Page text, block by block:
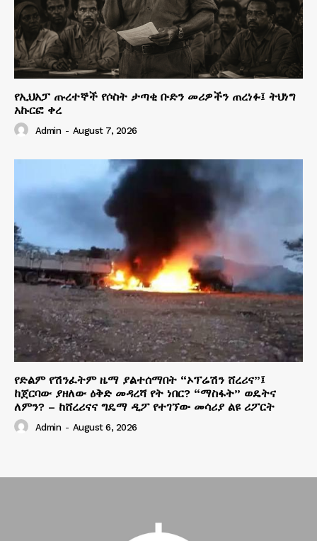
የኢህአፓ ጡረተኞች የሶስት ታጣቂ ቡድን መሪዎችን ጠረነፉ፤ ትህነግ
አኩርፎ ቀረ
Admin - August 7, 2026
የድልም የሽንፈትም ዜማ ያልተሰማበት “ኦፕሬሽን ሸረሪና”፤
ከጀርባው ያዘለው ዕቅድ መዳረሻ የት ነበር? “ማስፋት” ወዴትና
ለምን? – ከሸረሪናና ግዴማ ዲፖ የተገኘው መሳሪያ ልዩ ሪፖርት
Admin - August 6, 2026